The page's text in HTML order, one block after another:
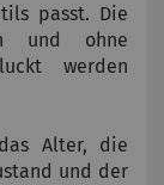
passt. Die
und ohne
werden
Alter, die
und der